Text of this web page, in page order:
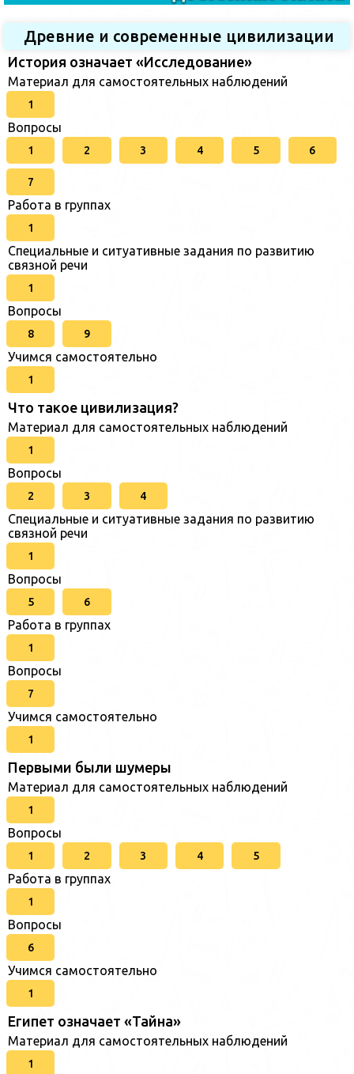
Древние и современные цивилизации
История означает «Исследование»
Материал для самостоятельных наблюдений
1
Вопросы
1 2 3 4 5 6
7
Работа в группах
1
Специальные и ситуативные задания по развитию
связной речи
1
Вопросы
8 9
Учимся самостоятельно
1
Что такое цивилизация?
Материал для самостоятельных наблюдений
1
Вопросы
2 3 4
Специальные и ситуативные задания по развитию
связной речи
1
Вопросы
5 6
Работа в группах
1
Вопросы
7
Учимся самостоятельно
1
Первыми были шумеры
Материал для самостоятельных наблюдений
1
Вопросы
1 2 3 4 5
Работа в группах
1
Вопросы
6
Учимся самостоятельно
1
Египет означает «Тайна»
Материал для самостоятельных наблюдений
1